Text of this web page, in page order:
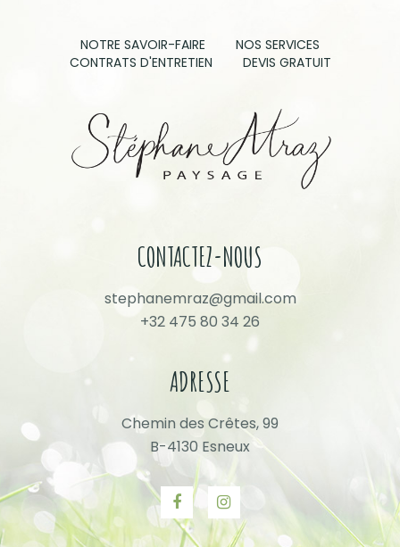
NOTRE SAVOIR-FAIRE
NOS SERVICES
CONTRATS D'ENTRETIEN
DEVIS GRATUIT
CONTACTEZ-NOUS
stephanemraz@gmail.com
+32 475 80 34 26
ADRESSE
Chemin des Crêtes, 99
B-4130 Esneux